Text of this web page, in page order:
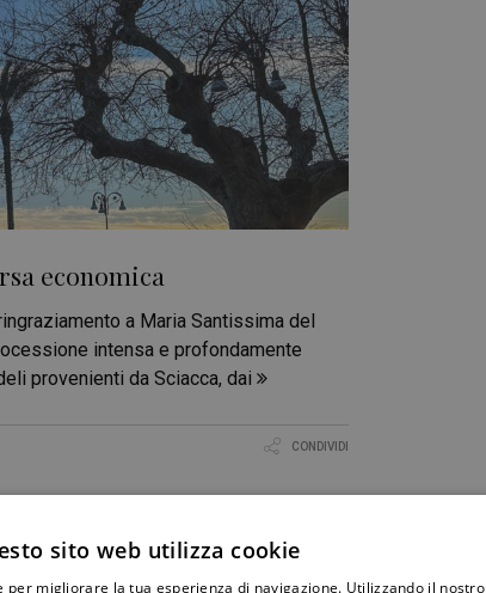
economica
a Maria Santissima del
intensa e profondamente
provenienti da Sciacca, dai
CONDIVIDI
sito web utilizza cookie
per migliorare la tua esperienza di navigazione. Utilizzando il nostro